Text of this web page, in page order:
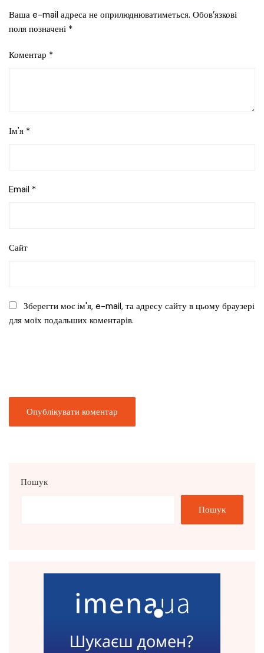
Ваша e-mail адреса не оприлюднюватиметься. Обов’язкові
поля позначені *
Коментар *
Ім'я *
Email *
Сайт
Зберегти моє ім'я, e-mail, та адресу сайту в цьому браузері
для моїх подальших коментарів.
Пошук
Пошук